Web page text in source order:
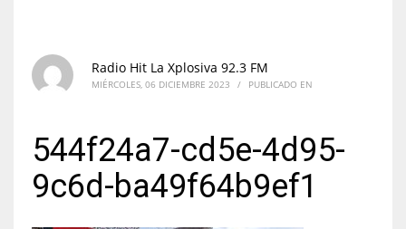
Radio Hit La Xplosiva 92.3 FM
MIÉRCOLES, 06 DICIEMBRE 2023 / PUBLICADO EN
544f24a7-cd5e-4d95-
9c6d-ba49f64b9ef1